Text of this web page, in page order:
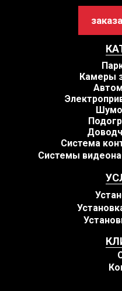
Система
Системы
Камеры